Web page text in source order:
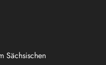
Sächsischen